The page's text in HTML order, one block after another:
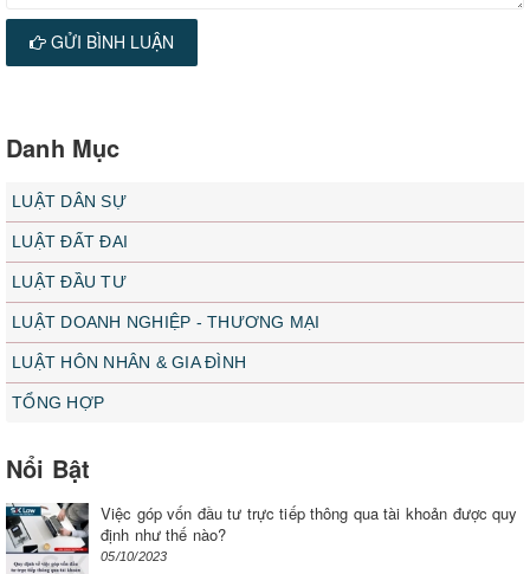
GỬI BÌNH LUẬN
Danh Mục
LUẬT DÂN SỰ
LUẬT ĐẤT ĐAI
LUẬT ĐẦU TƯ
LUẬT DOANH NGHIỆP - THƯƠNG MẠI
LUẬT HÔN NHÂN & GIA ĐÌNH
TỔNG HỢP
Nổi Bật
Việc góp vốn đầu tư trực tiếp thông qua tài khoản được quy
định như thế nào?
05/10/2023